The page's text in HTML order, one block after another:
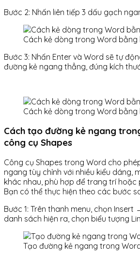
Bước 2: Nhấn liên tiếp 3 dấu gạch
Cách kẻ dòng trong Word bằng
Bước 3: Nhấn Enter và Word sẽ tự
đường kẻ ngang thẳng, đúng kích
Cách kẻ dòng trong Word bằng
Cách tạo đường kẻ ngang
công cụ Shapes
Công cụ Shapes trong Word cho
ngang tùy chỉnh với nhiều kiểu dáng,
khác nhau, phù hợp để trang trí hoặc
Bạn có thể thực hiện theo các bước
Bước 1: Trên thanh menu, chọn Insert
danh sách hiện ra, chọn biểu tượng
Tạo đường kẻ ngang trong